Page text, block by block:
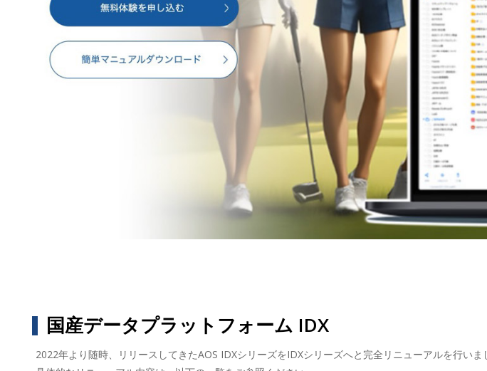
国産データプラットフォーム IDX
2022年より随時、リリースしてきたAOS IDXシリーズをIDXシリーズへと完全リニューアルを行いま